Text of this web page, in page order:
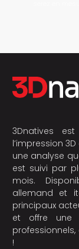
3Dnatives
l’impression
une analyse
est suivi par
mois.
allemand et
principaux
et offre une
!